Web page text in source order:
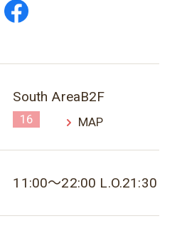
South AreaB2F
16 MAP
11:00～22:00 L.O.21:30